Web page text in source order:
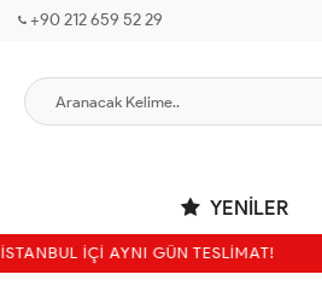
+90 212 659 52 29
YENILER
İÇİ AYNI GÜN TESLİMAT!